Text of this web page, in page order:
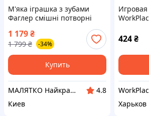
М'яка іграшка з зубами
Фаглер смішні потворні
Monster Fuggler DC Harley
Quinn Харлі Квін
1 179₴
1 799 ₴ -34%
Купить
МАЛЯТКО Найкраще для ваших дітей
4.8
Киев
424₴
Харьков